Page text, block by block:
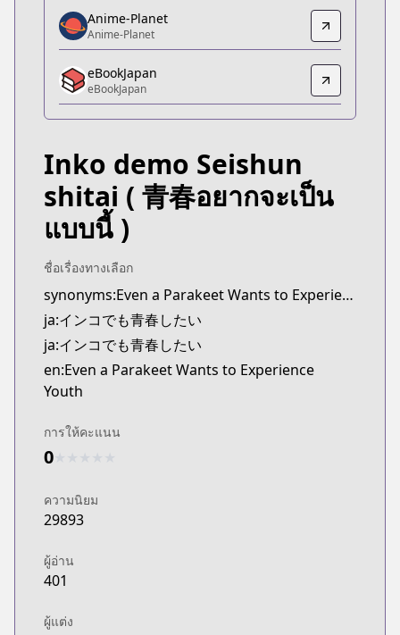
https://www.amazon.co.jp/dp/B0G567D6F5
Anime-Planet
Anime-Planet
https://www.anime-planet.com/manga/inko-
eBookJapan
eBookJapan
Official Raw
Official Raw
https://comic-fuz.com/manga/3779
MangaUpdates
MangaUpdates
https://www.mangaupdates.com/
Book☆Walker
Book☆Walker
https://bookwalker.jp/series/565399/list
Anime-Planet
Anime-Planet
eBookJapan
eBookJapan
Inko demo Seishun
shitai ( 青春อยากจะเป็น
แบบนี้ )
ชื่อเรื่องทางเลือก
synonyms:Even a Parakeet Wants to Experience Youth
ja:インコでも青春したい
ja:インコでも青春したい
en:Even a Parakeet Wants to Experience
Youth
การให้คะแนน
0
ความนิยม
29893
ผู้อ่าน
401
ผู้แต่ง